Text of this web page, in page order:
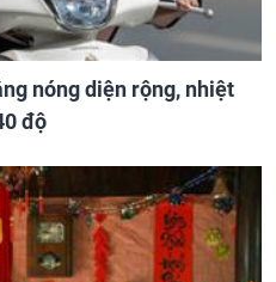
nóng diện rộng, nhiệt
độ